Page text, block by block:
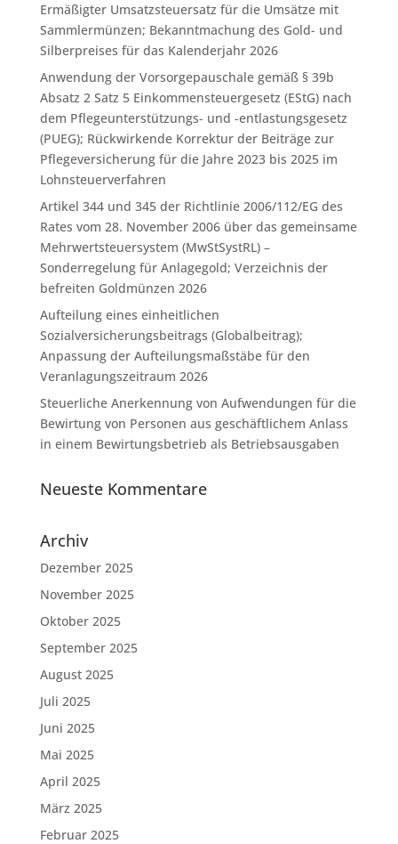
Ermäßigter Umsatzsteuersatz für die Umsätze mit
Sammlermünzen; Bekanntmachung des Gold- und
Silberpreises für das Kalenderjahr 2026
Anwendung der Vorsorgepauschale gemäß § 39b
Absatz 2 Satz 5 Einkommensteuergesetz (EStG) nach
dem Pflegeunterstützungs- und -entlastungsgesetz
(PUEG); Rückwirkende Korrektur der Beiträge zur
Pflegeversicherung für die Jahre 2023 bis 2025 im
Lohnsteuerverfahren
Artikel 344 und 345 der Richtlinie 2006/112/EG des
Rates vom 28. November 2006 über das gemeinsame
Mehrwertsteuersystem (MwStSystRL) –
Sonderregelung für Anlagegold; Verzeichnis der
befreiten Goldmünzen 2026
Aufteilung eines einheitlichen
Sozialversicherungsbeitrags (Globalbeitrag);
Anpassung der Aufteilungsmaßstäbe für den
Veranlagungszeitraum 2026
Steuerliche Anerkennung von Aufwendungen für die
Bewirtung von Personen aus geschäftlichem Anlass
in einem Bewirtungsbetrieb als Betriebsausgaben
Neueste Kommentare
Archiv
Dezember 2025
November 2025
Oktober 2025
September 2025
August 2025
Juli 2025
Juni 2025
Mai 2025
April 2025
März 2025
Februar 2025